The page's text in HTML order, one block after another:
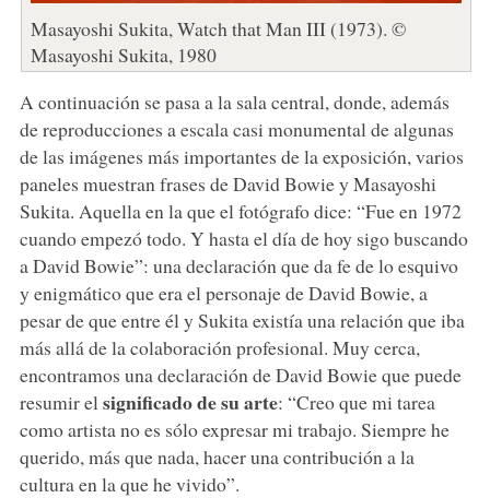
Masayoshi Sukita, Watch that Man III (1973). ©
Masayoshi Sukita, 1980
A continuación se pasa a la sala central, donde, además
de reproducciones a escala casi monumental de algunas
de las imágenes más importantes de la exposición, varios
paneles muestran frases de David Bowie y Masayoshi
Sukita. Aquella en la que el fotógrafo dice: “Fue en 1972
cuando empezó todo. Y hasta el día de hoy sigo buscando
a David Bowie”: una declaración que da fe de lo esquivo
y enigmático que era el personaje de David Bowie, a
pesar de que entre él y Sukita existía una relación que iba
más allá de la colaboración profesional. Muy cerca,
encontramos una declaración de David Bowie que puede
resumir el significado de su arte: “Creo que mi tarea
como artista no es sólo expresar mi trabajo. Siempre he
querido, más que nada, hacer una contribución a la
cultura en la que he vivido”.